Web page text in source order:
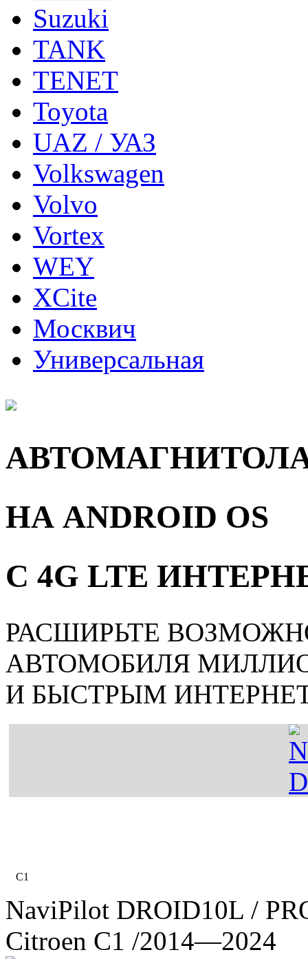
Suzuki
TANK
TENET
Toyota
UAZ / УАЗ
Volkswagen
Volvo
Vortex
WEY
XCite
Москвич
Универсальная
НА ANDROID OS
С 4G LTE
РАСШИРЬТЕ
АВТОМОБИЛЯ
И БЫСТРЫМ
C1
NaviPilot DROID10L /
Citroen C1 /2014—2024